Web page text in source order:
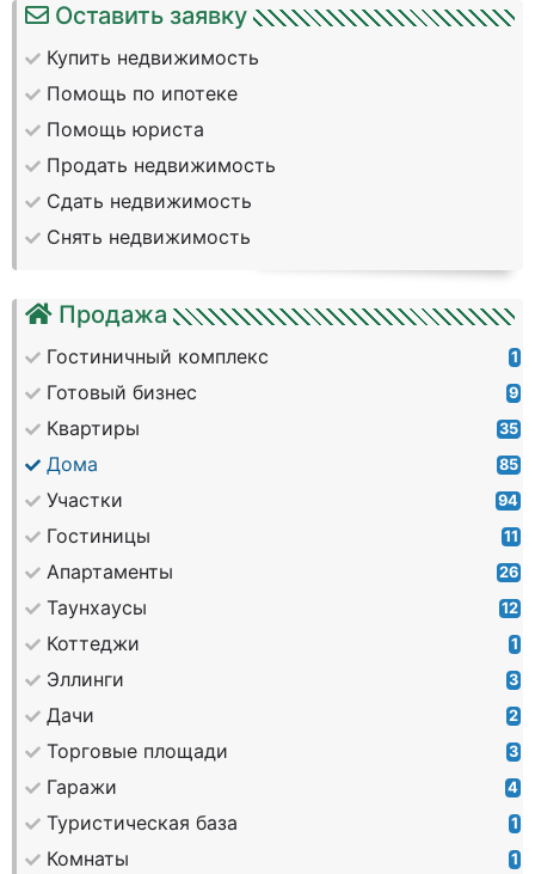
Оставить заявку
Купить недвижимость
Помощь по ипотеке
Помощь юриста
Продать недвижимость
Сдать недвижимость
Снять недвижимость
Продажа
Гостиничный комплекс 1
Готовый бизнес 9
Квартиры 35
Дома 85
Участки 94
Гостиницы 11
Апартаменты 26
Таунхаусы 12
Коттеджи 1
Эллинги 3
Дачи 2
Торговые площади 3
Гаражи 4
Туристическая база 1
Комнаты 1